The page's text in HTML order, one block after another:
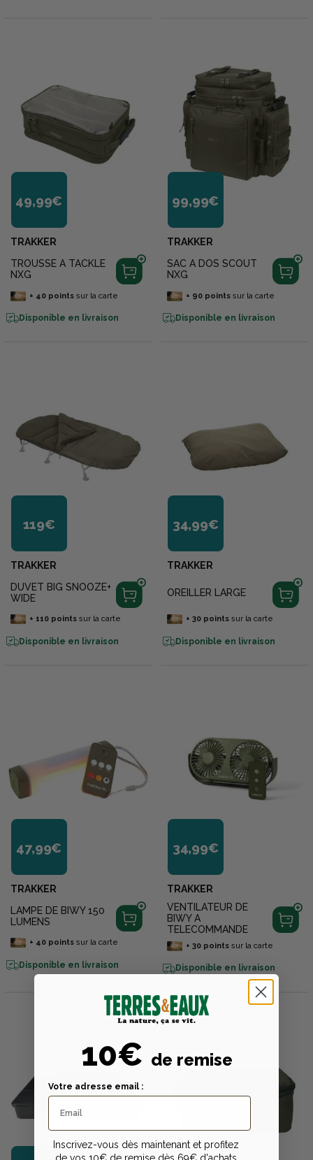
49,99€
TRAKKER
TROUSSE A TACKLE
NXG
+ 40pointssur la carte
Disponible en livraison
99,99€
TRAKKER
SAC A DOS SCOUT
NXG
+ 90pointssur la carte
Disponible en livraison
119€
TRAKKER
DUVET BIG SNOOZE+
WIDE
+ 110pointssur la carte
Disponible en livraison
34,99€
TRAKKER
OREILLER LARGE
+ 30pointssur la carte
Disponible en livraison
47,99€
TRAKKER
LAMPE DE BIWY 150
LUMENS
+ 40pointssur la carte
Disponible en livraison
34,99€
TRAKKER
VENTILATEUR DE
BIWY A
TELECOMMANDE
+ 30pointssur la carte
Disponible en livraison
10€ de remise
Votre adresse email :
Inscrivez-vous dès maintenant et profitez